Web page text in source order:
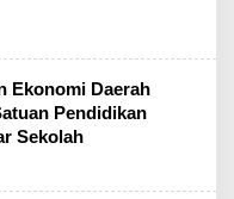
Ekonomi Daerah
Pendidikan
Sekolah